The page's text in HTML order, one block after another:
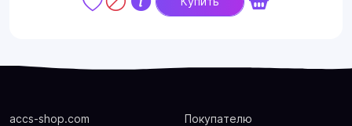
accs-shop.com Покупателю